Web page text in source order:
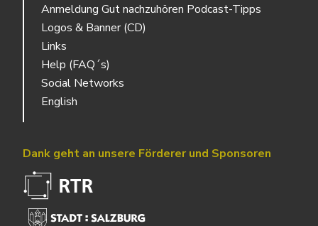
Anmeldung Gut nachzuhören Podcast-Tipps
Logos & Banner (CD)
Links
Help (FAQ´s)
Social Networks
English
Dank geht an unsere Förderer und Sponsoren